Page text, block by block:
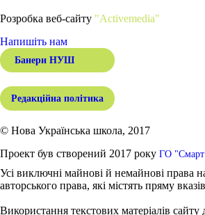
Розробка веб-сайту "Activemedia"
Напишіть нам
Банери НУШ
Редакційна політика
© Нова Українська школа, 2017
Проект був створений 2017 року ГО "Смарт
Усі виключні майнові й немайнові права
авторського права, які містять пряму
Використання текстових матеріалів